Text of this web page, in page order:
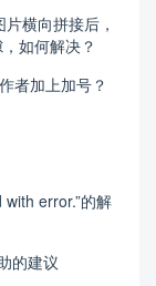
横向拼接后，
如何解决？
者加上加号？
error.”的解
的建议